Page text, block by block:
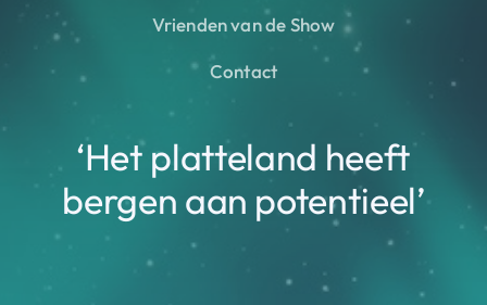
Vrienden van de Show
Contact
‘Het platteland heeft
bergen aan potentieel’